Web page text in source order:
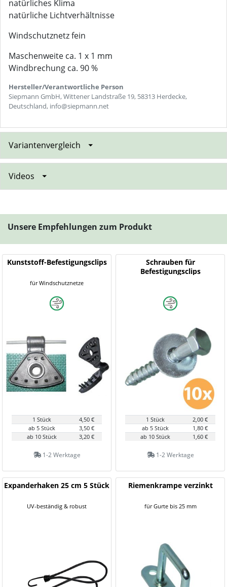
natürliches Klima
natürliche Lichtverhältnisse
Windschutznetz fein
Maschenweite ca. 1 x 1 mm
Windbrechung ca. 90 %
Hersteller/Verantwortliche Person
Siepmann GmbH, Wittener Landstraße 19, 58313 Herdecke,
Deutschland, info@siepmann.net
Variantenvergleich
Videos
Unsere Empfehlungen zum Produkt
Kunststoff-Befestigungsclips
für Windschutznetze
1 Stück
4,50 €
ab 5 Stück
3,50 €
ab 10 Stück
3,20 €
1-2 Werktage
Schrauben für
Befestigungsclips
1 Stück
2,00 €
ab 5 Stück
1,80 €
ab 10 Stück
1,60 €
1-2 Werktage
Expanderhaken 25 cm 5 Stück
UV-beständig & robust
Riemenkrampe verzinkt
für Gurte bis 25 mm